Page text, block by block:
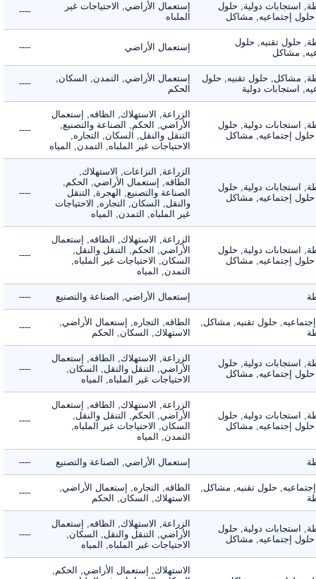
استجابات دولية, حلول
إجتماعيه, مشاكل
إستعمال الأراضي, الاحتياجات غير
الملباه
----
حلول تقنيه, حلول
مشاكل
إستعمال الأراضي ----
مشاكل, حلول تقنيه, حلول
استجابات دولية
إستعمال الأراضي, التمدن, السكان,
الحكم
----
استجابات دولية, حلول
إجتماعيه, مشاكل
الزراعة, الاستهلاك, الطاقه, إستعمال
الأراضي, الحكم, الصناعة والتصنيع,
التنقل والنقل, السكان, التجاره,
الاحتياجات غير الملباه, التمدن, المياه
----
استجابات دولية, حلول
إجتماعيه, مشاكل
الزراعة, النزاعات, الاستهلاك,
الطاقه, إستعمال الأراضي, الحكم,
الصناعة والتصنيع, الهجرة, التنقل
والنقل, السكان, التجاره, الاحتياجات
غير الملباه, التمدن, المياه
----
استجابات دولية, حلول
إجتماعيه, مشاكل
الزراعة, الاستهلاك, الطاقه, إستعمال
الأراضي, الحكم, التنقل والنقل,
السكان, الاحتياجات غير الملباه,
التمدن, المياه
----
إستعمال الأراضي, الصناعة والتصنيع ----
حلول تقنيه, مشاكل,
الطاقه, التجاره, إستعمال الأراضي,
الاستهلاك, السكان, الحكم
----
استجابات دولية, حلول
إجتماعيه, مشاكل
الزراعة, الاستهلاك, الطاقه, إستعمال
الأراضي, التنقل والنقل, السكان,
الاحتياجات غير الملباه, المياه
----
استجابات دولية, حلول
إجتماعيه, مشاكل
الزراعة, الاستهلاك, الطاقه, إستعمال
الأراضي, الحكم, التنقل والنقل,
السكان, الاحتياجات غير الملباه,
التمدن, المياه
----
إستعمال الأراضي, الصناعة والتصنيع ----
حلول تقنيه, مشاكل,
الطاقه, التجاره, إستعمال الأراضي,
الاستهلاك, السكان, الحكم
----
استجابات دولية, حلول
إجتماعيه, مشاكل
الزراعة, الاستهلاك, الطاقه, إستعمال
الأراضي, التنقل والنقل, السكان,
الاحتياجات غير الملباه, المياه
----
الاستهلاك, إستعمال الأراضي, الحكم,